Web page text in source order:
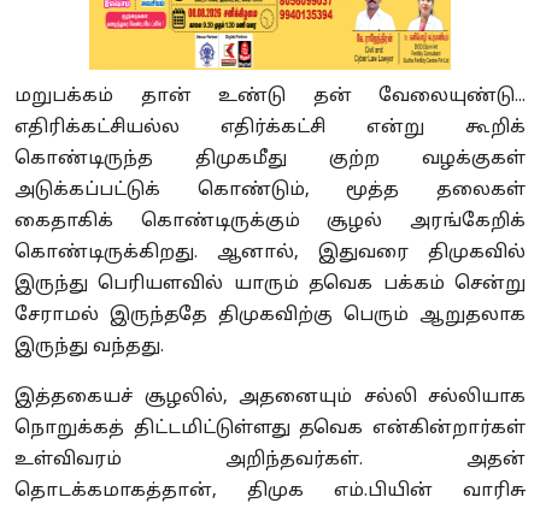
மறுபக்கம் தான் உண்டு தன் வேலையுண்டு...
எதிரிக்கட்சியல்ல எதிர்க்கட்சி என்று கூறிக்
கொண்டிருந்த திமுகமீது குற்ற வழக்குகள்
அடுக்கப்பட்டுக் கொண்டும், மூத்த தலைகள்
கைதாகிக் கொண்டிருக்கும் சூழல் அரங்கேறிக்
கொண்டிருக்கிறது. ஆனால், இதுவரை திமுகவில்
இருந்து பெரியளவில் யாரும் தவெக பக்கம் சென்று
சேராமல் இருந்ததே திமுகவிற்கு பெரும் ஆறுதலாக
இருந்து வந்தது.
இத்தகையச் சூழலில், அதனையும் சல்லி சல்லியாக
நொறுக்கத் திட்டமிட்டுள்ளது தவெக என்கின்றார்கள்
உள்விவரம் அறிந்தவர்கள். அதன்
தொடக்கமாகத்தான், திமுக எம்.பியின் வாரிசு